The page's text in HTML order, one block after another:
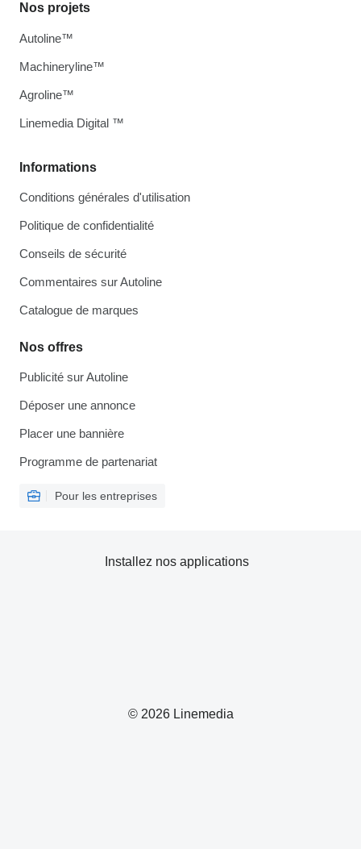
Informations
Conditions générales d'utilisation
Politique de confidentialité
Conseils de sécurité
Commentaires sur Autoline
Catalogue de marques
Nos offres
Publicité sur Autoline
Déposer une annonce
Placer une bannière
Programme de partenariat
Pour les entreprises
Nos projets
Autoline™
Machineryline™
Agroline™
Linemedia Digital ™
© 2026 Linemedia
Installez nos applications